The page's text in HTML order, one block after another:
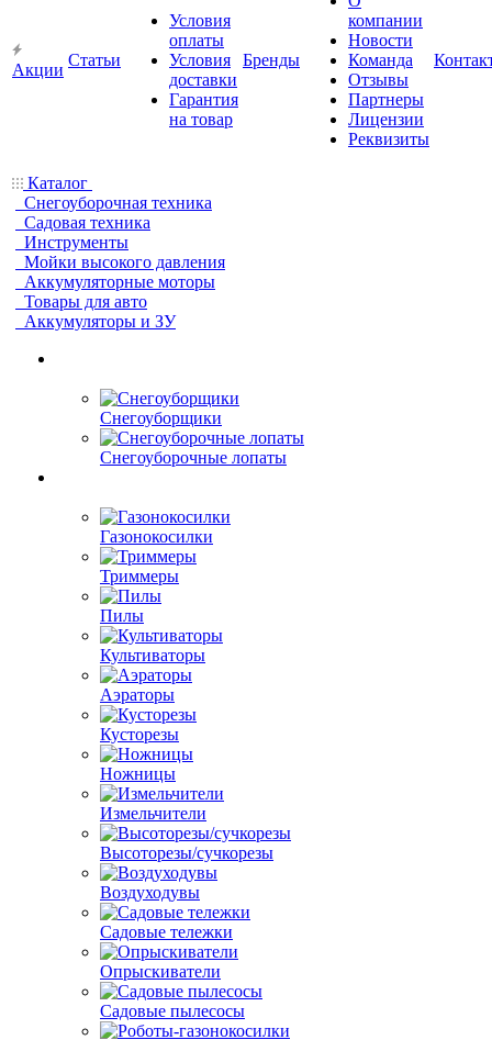
Акции
Статьи
Условия
оплаты
Условия
доставки
Гарантия
на товар
Бренды
компании
Новости
Команда
Отзывы
Партнеры
Лицензии
Реквизиты
Каталог
Снегоуборочная техника
Садовая техника
Инструменты
Мойки высокого давления
Аккумуляторные моторы
Товары для авто
Аккумуляторы и ЗУ
Снегоуборщики
Снегоуборочные лопаты
Газонокосилки
Триммеры
Пилы
Культиваторы
Аэраторы
Кусторезы
Ножницы
Измельчители
Высоторезы/сучкорезы
Воздуходувы
Садовые тележки
Опрыскиватели
Садовые пылесосы